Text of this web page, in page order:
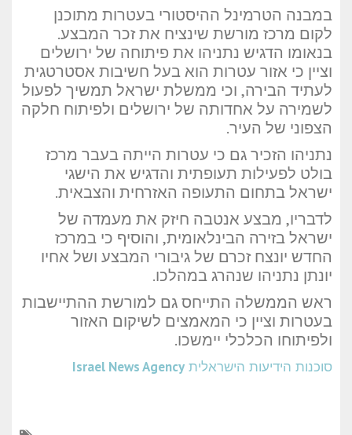
במבנה הטרמינל ההיסטורי בעטרות מתוכנן
לקום מרכז מורשת שינציח את זכר המבצע.
בנאומו הדגיש נתניהו את פיתוחה של ירושלים
וציין כי אזור עטרות הוא בעל חשיבות אסטרטגית
לעתיד הבירה, וכי ממשלת ישראל תמשיך לפעול
לשמירה על אחדותה של ירושלים ולפיתוח חלקה
הצפוני של העיר.
נתניהו הזכיר גם כי עטרות הייתה בעבר מרכז
בולט לפעילות תעופתית והדגיש את הישגי
ישראל בתחום התעופה האזרחית והצבאית.
לדבריו, מבצע אנטבה חיזק את מעמדה של
ישראל בזירה הבינלאומית, והוסיף כי במרכז
החדש יונצח זכרם של גיבורי המבצע ושל אחיו
יונתן נתניהו שנהרג במהלכו.
ראש הממשלה התייחס גם למורשת ההתיישבות
בעטרות וציין כי המאמצים לשיקום האזור
ולפיתוחו הכלכלי יימשכו.
סוכנות הידיעות הישראלית Israel News Agency